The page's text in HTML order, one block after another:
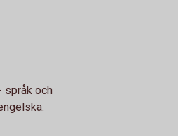
språk och